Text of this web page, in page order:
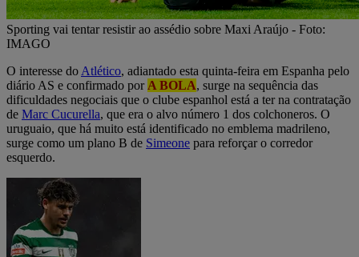
Sporting vai tentar resistir ao assédio sobre Maxi Araújo - Foto:
IMAGO
O interesse do Atlético, adiantado esta quinta-feira em Espanha pelo
diário AS e confirmado por A BOLA, surge na sequência das
dificuldades negociais que o clube espanhol está a ter na contratação
de Marc Cucurella, que era o alvo número 1 dos colchoneros. O
uruguaio, que há muito está identificado no emblema madrileno,
surge como um plano B de Simeone para reforçar o corredor
esquerdo.